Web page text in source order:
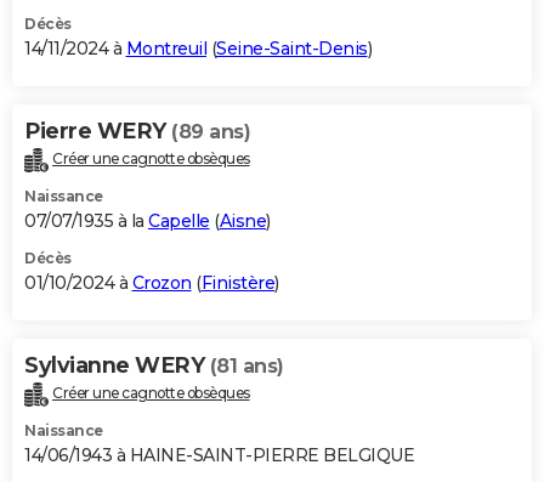
Décès
14/11/2024 à Montreuil (Seine-Saint-Denis)
Pierre WERY (89 ans)
Créer une cagnotte obsèques
Naissance
07/07/1935 à la Capelle (Aisne)
Décès
01/10/2024 à Crozon (Finistère)
Sylvianne WERY (81 ans)
Créer une cagnotte obsèques
Naissance
14/06/1943 à HAINE-SAINT-PIERRE BELGIQUE